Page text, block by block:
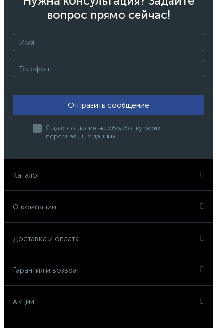
вопрос прямо сейчас!
Отправить сообщение
Я даю согласие на обработку моих
персональных данных
Каталог
О компании
Доставка и оплата
Гарантия и возврат
Акции